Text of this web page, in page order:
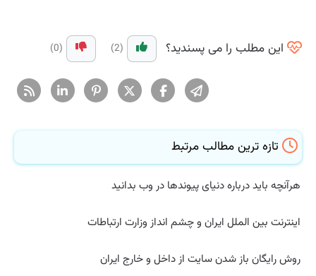
این مطلب را می پسندید؟ (2)
(0)
تازه ترین مطالب مرتبط
هرآنچه باید درباره دنیای پیوندها در وب بدانید
اینترنت بین الملل ایران و چشم انداز وزارت ارتباطات
روش رایگان باز شدن سایت از داخل و خارج ایران